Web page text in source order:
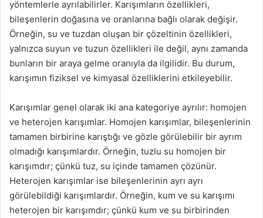
yöntemlerle ayrılabilirler. Karışımların özellikleri,
bileşenlerin doğasına ve oranlarına bağlı olarak değişir.
Örneğin, su ve tuzdan oluşan bir çözeltinin özellikleri,
yalnızca suyun ve tuzun özellikleri ile değil, aynı zamanda
bunların bir araya gelme oranıyla da ilgilidir. Bu durum,
karışımın fiziksel ve kimyasal özelliklerini etkileyebilir.
Karışımlar genel olarak iki ana kategoriye ayrılır: homojen
ve heterojen karışımlar. Homojen karışımlar, bileşenlerinin
tamamen birbirine karıştığı ve gözle görülebilir bir ayrım
olmadığı karışımlardır. Örneğin, tuzlu su homojen bir
karışımdır; çünkü tuz, su içinde tamamen çözünür.
Heterojen karışımlar ise bileşenlerinin ayrı ayrı
görülebildiği karışımlardır. Örneğin, kum ve su karışımı
heterojen bir karışımdır; çünkü kum ve su birbirinden